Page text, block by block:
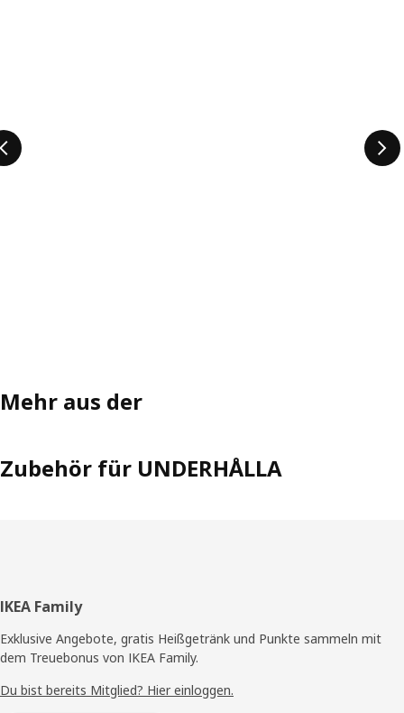
Mehr aus der
Zubehör für UNDERHÅLLA
Fußzeile
IKEA Family
Exklusive Angebote, gratis Heißgetränk und Punkte sammeln mit
dem Treuebonus von IKEA Family.
Du bist bereits Mitglied? Hier einloggen.